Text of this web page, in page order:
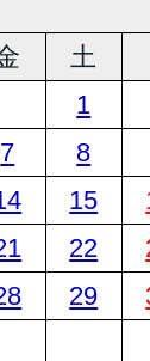
土
1
7
8
15
22
29